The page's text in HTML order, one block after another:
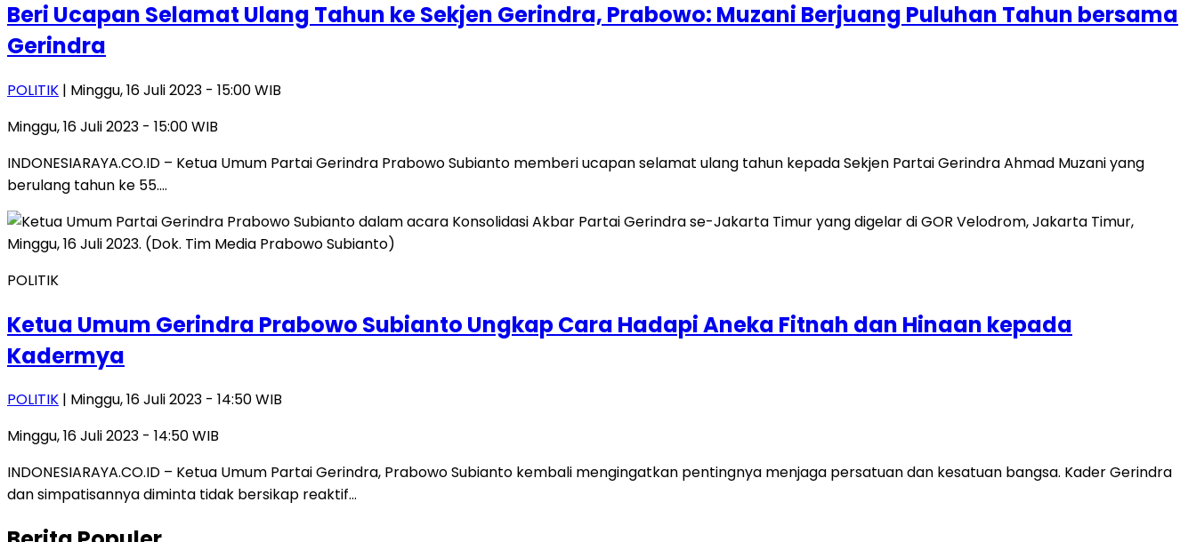
Beri Ucapan Selamat Ulang Tahun ke Sekjen Gerindra, Prabowo: Muzani Berjuang Puluhan Tahun bersama
Gerindra
POLITIK | Minggu, 16 Juli 2023 - 15:00 WIB
Minggu, 16 Juli 2023 - 15:00 WIB
INDONESIARAYA.CO.ID – Ketua Umum Partai Gerindra Prabowo Subianto memberi ucapan selamat ulang tahun kepada Sekjen Partai Gerindra Ahmad Muzani yang
berulang tahun ke 55….
POLITIK
Ketua Umum Gerindra Prabowo Subianto Ungkap Cara Hadapi Aneka Fitnah dan Hinaan kepada
Kadermya
POLITIK | Minggu, 16 Juli 2023 - 14:50 WIB
Minggu, 16 Juli 2023 - 14:50 WIB
INDONESIARAYA.CO.ID – Ketua Umum Partai Gerindra, Prabowo Subianto kembali mengingatkan pentingnya menjaga persatuan dan kesatuan bangsa. Kader Gerindra
dan simpatisannya diminta tidak bersikap reaktif…